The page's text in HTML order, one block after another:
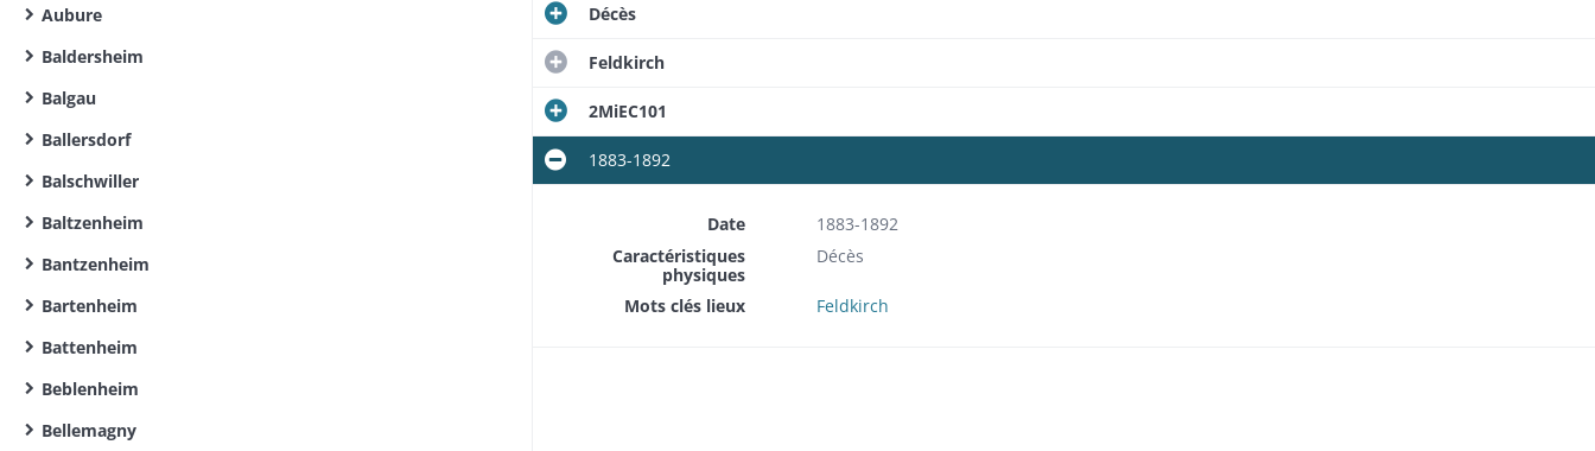
Aubure
Baldersheim
Balgau
Ballersdorf
Balschwiller
Baltzenheim
Bantzenheim
Bartenheim
Battenheim
Beblenheim
Bellemagny
Décès
Feldkirch
2MiEC101
1883-1892
Date
1883-1892
Caractéristiques
physiques
Décès
Mots clés lieux Feldkirch